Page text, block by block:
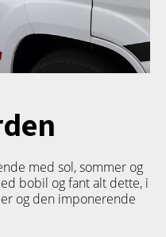
med sol, sommer og
bobil og fant alt dette, i
og den imponerende